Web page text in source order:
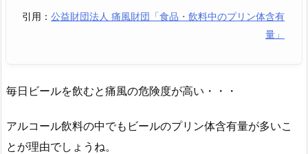
引用： 公益財団法人 痛風財団「食品・飲料中のプリン体含有
量」
毎日ビールを飲むと痛風の危険度が高い・・・
アルコール飲料の中でもビールのプリン体含有量が多いこ
とが理由でしょうね。